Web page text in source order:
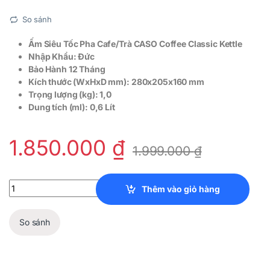
So sánh
Ấm Siêu Tốc Pha Cafe/Trà CASO Coffee Classic Kettle
Nhập Khẩu: Đức
Bảo Hành 12 Tháng
Kích thước (WxHxD mm): 280x205x160 mm
Trọng lượng (kg): 1,0
Dung tích (ml): 0,6 Lít
1.850.000 ₫ 1.999.000₫
Ấm Siêu Tốc Pha Cafe/Trà CASO Coffee Classic Kettle quantity
Thêm vào giỏ hàng
So sánh